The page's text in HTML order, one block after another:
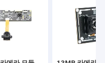
년 3월에 확립되었습니다.
로부터 주문 제작된 CMOS
OEM / ODM을 제공하는데
, 개발, 제조가 가장 경쟁력